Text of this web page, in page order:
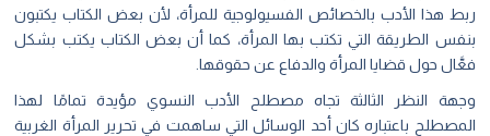
ربط هذا الأدب بالخصائص الفسيولوجية للمرأة، لأن بعض الكتاب يكتبون
بنفس الطريقة التي تكتب بها المرأة، كما أن بعض الكتاب يكتب بشكل
فعَّال حول قضايا المرأة والدفاع عن حقوقها.
وجهة النظر الثالثة تجاه مصطلح الأدب النسوي مؤيدة تمامًا لهذا
المصطلح باعتباره كان أحد الوسائل التي ساهمت في تحرير المرأة الغربية